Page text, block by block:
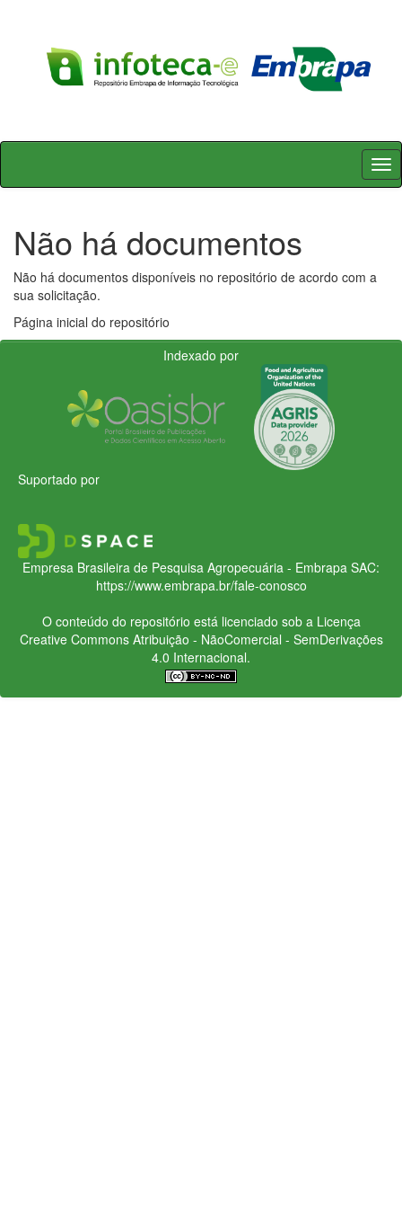
Skip
Não há documentos
Não há documentos disponíveis no repositório de acordo com a
sua solicitação.
Página inicial do repositório
Indexado por
Suportado por
Empresa Brasileira de Pesquisa Agropecuária - Embrapa SAC:
https://www.embrapa.br/fale-conosco
O conteúdo do repositório está licenciado sob a Licença
Creative CommonsAtribuição - NãoComercial - SemDerivações
4.0 Internacional.